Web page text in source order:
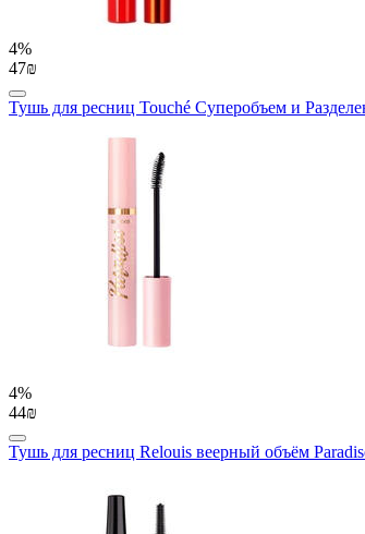
4%
47₪
Тушь для ресниц Touché Суперобъем и
4%
44₪
Тушь для ресниц Relouis веерный объём